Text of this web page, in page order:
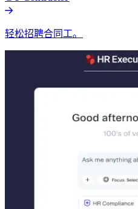
轻松招聘合同工。​​